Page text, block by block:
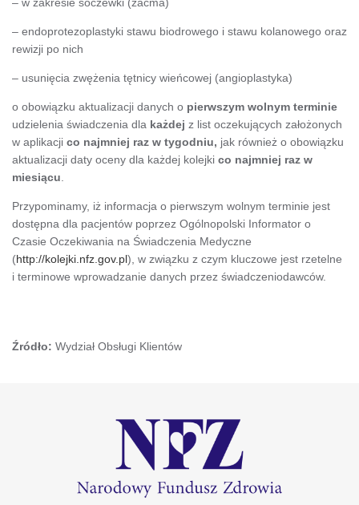
– endoprotezoplastyki stawu biodrowego i stawu kolanowego oraz
rewizji po nich
– usunięcia zwężenia tętnicy wieńcowej (angioplastyka)
o obowiązku aktualizacji danych o pierwszym wolnym terminie
udzielenia świadczenia dla każdej z list oczekujących założonych
w aplikacji co najmniej raz w tygodniu, jak również o obowiązku
aktualizacji daty oceny dla każdej kolejki co najmniej raz w
miesiącu
Przypominamy, iż informacja o pierwszym wolnym terminie jest
dostępna dla pacjentów poprzez Ogólnopolski Informator o
Czasie Oczekiwania na Świadczenia Medyczne
(http://kolejki.nfz.gov.pl), w związku z czym kluczowe jest rzetelne
i terminowe wprowadzanie danych przez świadczeniodawców.
Źródło: Wydział Obsługi Klientów